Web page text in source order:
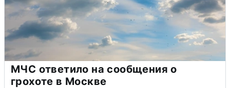
МЧС ответило на сообщения о
грохоте в Москве